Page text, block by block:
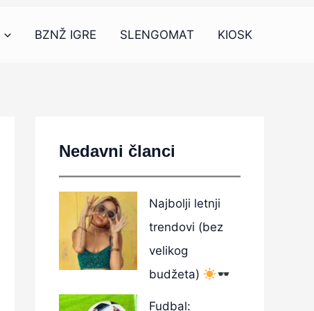
BZNŽ IGRE SLENGOMAT KIOSK
Nedavni članci
Najbolji letnji
trendovi (bez
velikog
budžeta)
Fudbal: